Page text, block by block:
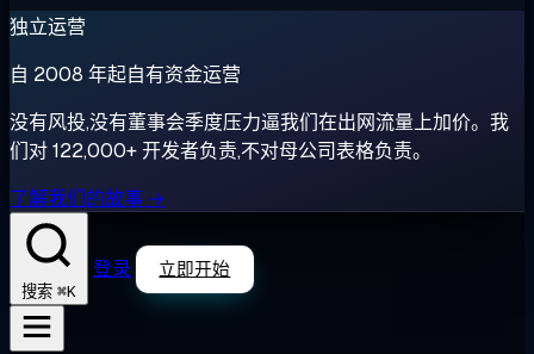
独立运营
自 2008 年起自有资金运营
没有风投,没有董事会季度压力逼我们在出网流量上加价。我
们对 122,000+ 开发者负责,不对母公司表格负责。
了解我们的故事 →
搜索 ⌘K
登录 立即开始